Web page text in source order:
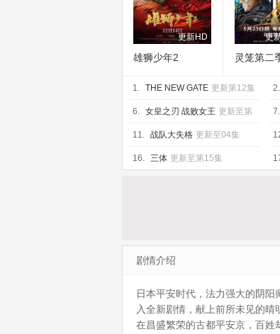
更新HD
雄狮少年2
更
灵笼第二
1. THE NEW GATE 更新第12集 2.
6. 女皇之刃 战败女王 更新至第
04集
7.
11. 战队大失格 更新至04集
16. 三体 更新至第15集
剧情介绍
日本平安时代，法力强大的阴
入全新剧情，献上前所未见
在昌盛繁荣的古都平安京，百姓